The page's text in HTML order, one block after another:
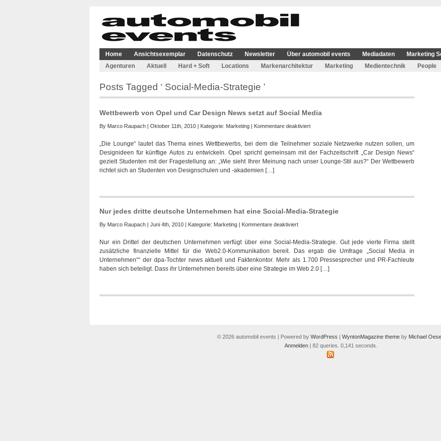
Home Ansichtsexemplar Datenschutz Newsletter Über automobil events Mediadaten
Marketing
Agenturen
Aktuell Hard + Soft Locations Markenarchitektur Marketing Medientechnik People
Posts Tagged ‘ Social-Media-Strategie ’
Wettbewerb von Opel und Car Design News setzt auf Social Media
By Marco Raupach | Oktober 11th, 2010 | Kategorie: Marketing | Kommentare deaktiviertfür
von
Opel
und
setzt
Social
„Die Lounge“ lautet das Thema eines Wettbewerbs, bei dem die Teilnehmer soziale Netzwerke nutzen sollen, um
Designideen für künftige Autos zu entwickeln. Opel spricht gemeinsam mit der Fachzeitschrift „Car Design News“
gezielt Studenten mit der Fragestellung an: „Wie sieht Ihrer Meinung nach unser Lounge-Stil aus?“ Der Wettbewerb
richtet sich an Studenten von Designschulen und ‑akademien […]
Nur jedes dritte deutsche Unternehmen hat eine Social-Media-Strategie
By Marco Raupach | Juni 4th, 2010 | Kategorie: Marketing | Kommentare deaktiviertfür
jedes
dritte
deutsche
Unternehmen
Social-
Nur ein Drittel der deutschen Unternehmen verfügt über eine Social-Media-Strategie. Gut jede vierte Firma stellt
zusätzliche finanzielle Mittel für die Web2.0-Kommunikation bereit. Das ergab die Umfrage „Social Media in
Unternehmen““ der dpa-Tochter news aktuell und Faktenkontor. Mehr als 1.700 Pressesprecher und PR-Fachleute
haben sich beteiligt. Dass ihr Unternehmen bereits über eine Strategie im Web 2.0 […]
© 2026 automobil events | Powered by WordPress | WyntonMagazine theme by Michael
Anmelden| 82 queries. 0,141 seconds.